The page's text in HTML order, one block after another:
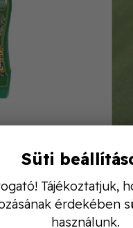
Csüngő
a
Süti
Tájékoztatjuk,
érdekében
használunk.